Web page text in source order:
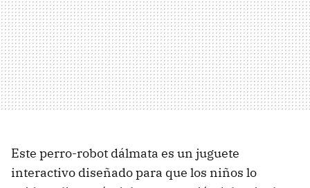
Este perro-robot dálmata es un juguete
interactivo diseñado para que los niños lo